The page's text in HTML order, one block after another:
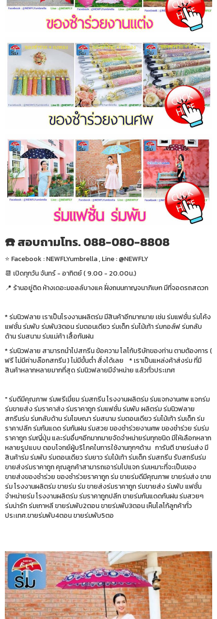
☎️ สอบถามโทร. 088-080-8808
⭐️ Facebook : NEWFLYumbrella , Line : @NEWFLY
📆 เปิดทุกวัน จันทร์ - อาทิตย์ ( 9.00 - 20.00น.)
📍 ร้านอยู่ติด ห้างเดอะมอลล์บางแค ฝั่งถนนกาญจนาภิเษก มีที่จอดรถสดวก
* ร่มนิวฟลาย เราเป็นโรงงานผลิตร่ม มีสินค้าอีกมากมาย เช่น ร่มแฟชั่น ร่มโค้ง
แฟชั่น ร่มพับ ร่มพับ3ตอน ร่มตอนเดียว ร่มเด็ก ร่มไม้เท้า ร่มกอล์ฟ ร่มกลับ
ด้าน ร่มสนาม ร่มแม่ค้า เสื้อกันฝน
* ร่มนิวฟลาย สามารถนำไปสกรีน ข้อความ โลโก้บริษัทของท่าน ตามต้องการ (
ฟรี ไม่มีค่าบล๊อกสกรีน ) ไม่มีขั้นต่ำ สั่งได้เลย * เราเป็นแหล่งค้าส่งร่ม ที่มี
สินค้าหลากหลายมากที่สุด ร่มนิวฟลายมีจำหน่าย แล้วทั่วประเทศ
" ร่มดีมีคุณภาพ ร่มพรีเมี่ยม ร่มสกรีน โรงงานผลิตร่ม ร่มแจกงานศพ แจกร่ม
ร่มขายส่ง ร่มราคาส่ง ร่มราคาถูก ร่มแฟชั่น ร่มพับ ผลิตร่ม ร่มนิวฟลาย
สกรีนร่ม ร่มกลับด้าน ร่มโฆษณา ร่มสนาม ร่มตอนเดียว ร่มไม้เท้า ร่มเด็ก ร่ม
ราคาปลีก ร่มกันแดด ร่มกันฝน ร่มสวย ของชำร่วยงานศพ ของชำร่วย ร่มร่ม
ราคาถูก ร่มญี่ปุ่น และร่มอื่นๆอีกมากมายจัดจำหน่ายร่มทุกชนิด มีให้เลือกหลาก
หลายรูปแบบ ตอบโจทย์ผู้บริโภคในการใช้งานทุกๆด้าน การันตี ขายร่มส่ง มี
สินค้าร่ม ร่มพับ ร่มตอนเดียว ร่มยาว ร่มไม้เท้า ร่มเด็ก ร่มสกรีน รับสกรีนร่ม
ขายส่งร่มราคาถูก คุณลูกค้าสามารถเอาร่มไปแจก ร่มเหมาะที่จะเป็นของ
ขายส่งของชำร่วย ของชำร่วยราคาถูก ร่ม ขายร่มดีมีคุณภาพ ขายร่มส่ง ขาย
ร่ม โรงงานผลิตร่ม ขายร่ม ร่ม ขายส่งร่มราคาถูก ร่มขายส่ง ร่มพับ แฟชั่น
จำหน่ายร่ม โรงงานผลิตร่ม ร่มราคาถูกปลีก ขายร่มกันแดดกันฝน ร่มสวยๆ
ร่มน่ารัก ร่มเกาหลี ขายร่มพับ2ตอน ขายร่มพับ3ตอน เห็นโลโก้ลูกค้าทั่ว
ประเทศ.ขายร่มพับ4ตอน ขายร่มพับ5ตอ